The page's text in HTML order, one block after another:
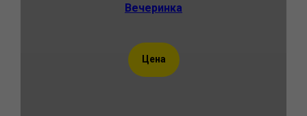
Вечеринка
Цена